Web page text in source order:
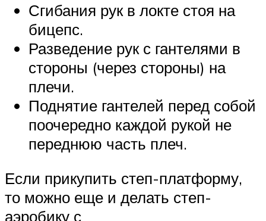
Сгибания рук в локте стоя на
бицепс.
Разведение рук с гантелями в
стороны (через стороны) на
плечи.
Поднятие гантелей перед собой
поочередно каждой рукой не
переднюю часть плеч.
Если прикупить степ-платформу,
то можно еще и делать степ-
аэробику с